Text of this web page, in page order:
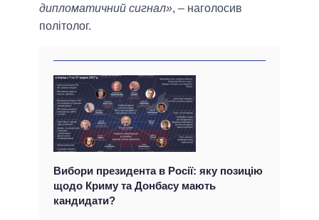
дипломатичний сигнал», – наголосив
політолог.
Вибори президента в Росії: яку позицію
щодо Криму та Донбасу мають
кандидати?